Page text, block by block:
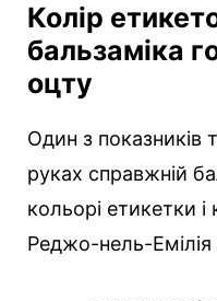
Колір
бальзаміка
оцту
Один з показників
руках справжній
кольорі етикетки і
Реджо-нель-Емілія